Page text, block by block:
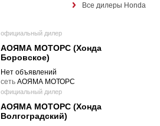
Все дилеры Honda
официальный дилер
АОЯМА МОТОРС (Хонда
Боровское)
Нет объявлений
cеть АОЯМА МОТОРС
официальный дилер
АОЯМА МОТОРС (Хонда
Волгоградский)